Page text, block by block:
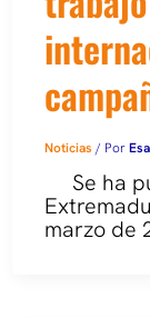
Noticias / Por
Se ha
marzo de